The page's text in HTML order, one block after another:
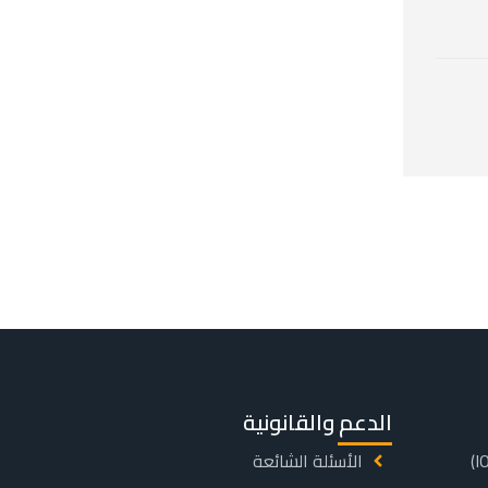
الدعم والقانونية
الأسئلة الشائعة